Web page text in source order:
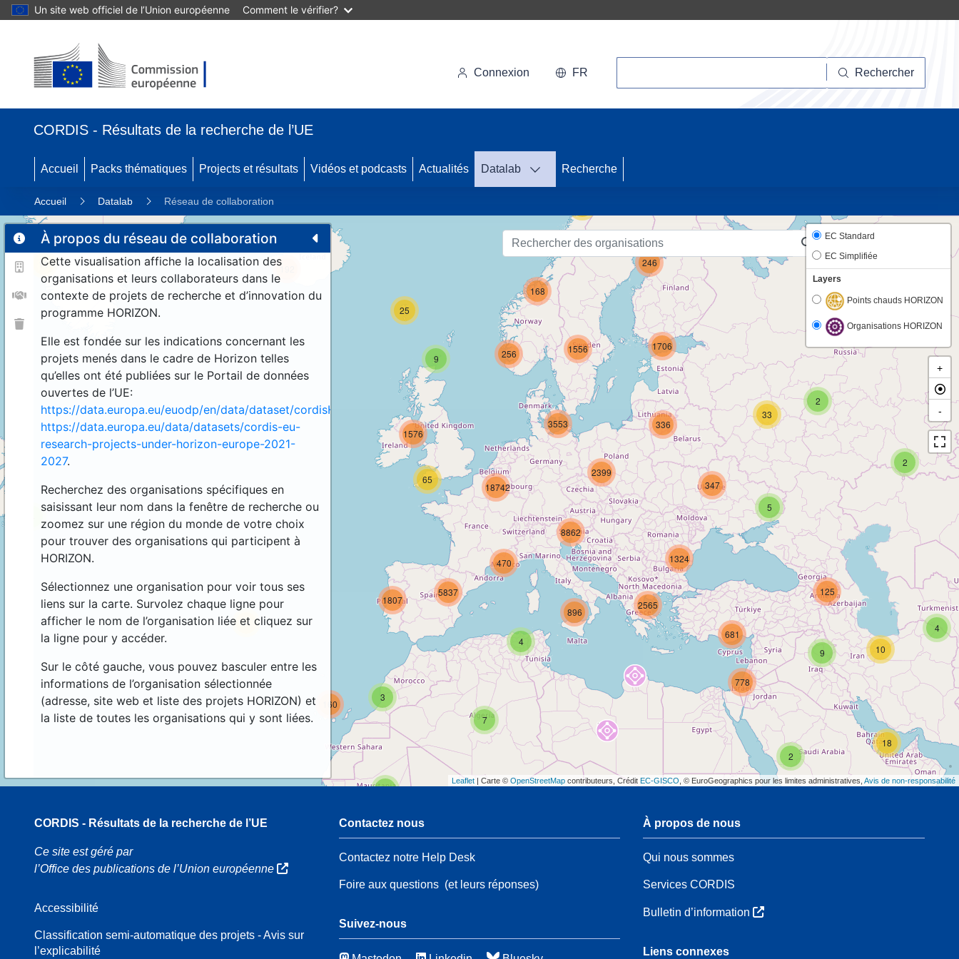
Un site web officiel de l’Union européenne Comment le vérifier?
Connexion FR Rechercher
CORDIS - Résultats de la recherche de l’UE
Accueil Packs thématiques Projects et résultats Vidéos et podcasts Actualités Datalab Recherche
Accueil Datalab Réseau de collaboration
À propos du réseau de collaboration
Cette visualisation affiche la localisation des
organisations et leurs collaborateurs dans le
contexte de projets de recherche et d’innovation du
programme HORIZON.
Elle est fondée sur les indications concernant les
projets menés dans le cadre de Horizon telles
qu’elles ont été publiées sur le Portail de données
ouvertes de l’UE:
https://data.europa.eu/euodp/en/data/dataset/cordisH2020projects.
https://data.europa.eu/data/datasets/cordis-eu-
research-projects-under-horizon-europe-2021-
2027.
Recherchez des organisations spécifiques en
saisissant leur nom dans la fenêtre de recherche ou
zoomez sur une région du monde de votre choix
pour trouver des organisations qui participent à
HORIZON.
Sélectionnez une organisation pour voir tous ses
liens sur la carte. Survolez chaque ligne pour
afficher le nom de l’organisation liée et cliquez sur
la ligne pour y accéder.
Sur le côté gauche, vous pouvez basculer entre les
informations de l’organisation sélectionnée
(adresse, site web et liste des projets HORIZON) et
la liste de toutes les organisations qui y sont liées.
4
18
10
2
2
16
21
54
11 192
46
3
44
160
2
2
33
9
25
168
256
4
896
5
9
125
1324
778
681
2565
7
1807
5837
65
470
3553
1576
18742
336
347
8862
2399
246
1556 1706
EC Standard
EC Simplifiée
Layers
Points chauds HORIZON
Organisations HORIZON
+
-
Leaflet | Carte © OpenStreetMap contributeurs, Crédit EC-GISCO , © EuroGeographics pour les limites administratives, Avis de non-responsabilité
CORDIS - Résultats de la recherche de l’UE
Ce site est géré par
l’Office des publications de l’Union européenne
Accessibilité
Classification semi-automatique des projets - Avis sur
l’explicabilité
Contactez nous
Contactez notre Help Desk
Foire aux questions(et leurs réponses)
Suivez-nous
À propos de nous
Qui nous sommes
Services CORDIS
Bulletin d’information
Liens connexes